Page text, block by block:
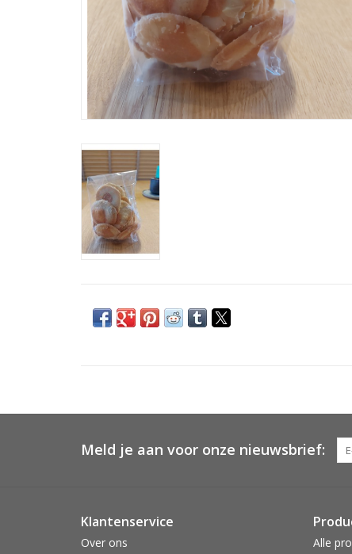
Meld je aan voor onze nieuwsbrief:
Klantenservice
Over ons Alle